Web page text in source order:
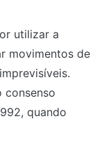
utilizar a
movimentos de
consenso
quando